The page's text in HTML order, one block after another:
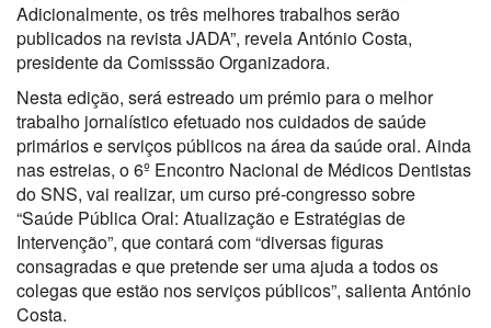
Adicionalmente, os três melhores trabalhos serão
publicados na revista JADA”, revela António Costa,
presidente da Comisssão Organizadora.
Nesta edição, será estreado um prémio para o melhor
trabalho jornalístico efetuado nos cuidados de saúde
primários e serviços públicos na área da saúde oral. Ainda
nas estreias, o 6º Encontro Nacional de Médicos Dentistas
do SNS, vai realizar, um curso pré-congresso sobre
“Saúde Pública Oral: Atualização e Estratégias de
Intervenção”, que contará com “diversas figuras
consagradas e que pretende ser uma ajuda a todos os
colegas que estão nos serviços públicos”, salienta António
Costa.